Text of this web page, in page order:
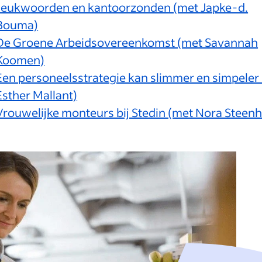
en kantoorzonden (met Japke-d.
Groene Arbeidsovereenkomst (met Savannah
personeelsstrategie kan slimmer en
Mallant)
monteurs bij Stedin (met Nora